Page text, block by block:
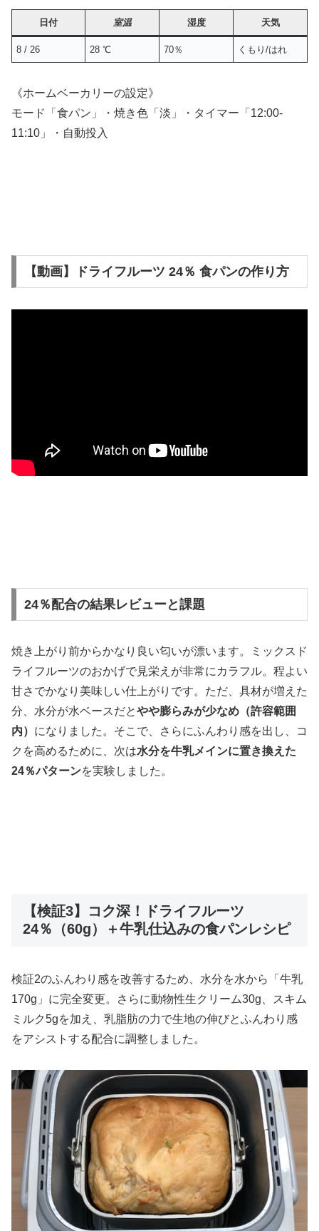
日付 室温 湿度 天気
8 / 26 28 ℃ 70％ くもり/はれ
《ホームベーカリーの設定》
モード「食パン」・焼き色「淡」・タイマー「12:00-
11:10」・自動投入
【動画】ドライフルーツ 24％ 食パンの作り方
24％配合の結果レビューと課題
焼き上がり前からかなり良い匂いが漂います。ミックスド
ライフルーツのおかげで見栄えが非常にカラフル。程よい
甘さでかなり美味しい仕上がりです。ただ、具材が増えた
分、水分が水ベースだとやや膨らみが少なめ（許容範囲
内） になりました。そこで、さらにふんわり感を出し、コ
クを高めるために、次は水分を牛乳メインに置き換えた
24％パターンを実験しました。
【検証3】コク深！ドライフルーツ
24％（60g）＋牛乳仕込みの食パンレシピ
検証2のふんわり感を改善するため、水分を水から「牛乳
170g」に完全変更。さらに動物性生クリーム30g、スキム
ミルク5gを加え、乳脂肪の力で生地の伸びとふんわり感
をアシストする配合に調整しました。